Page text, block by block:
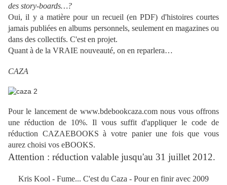
des story-boards…?
Oui, il y a matière pour un recueil (en PDF) d'histoires courtes
jamais publiées en albums personnels, seulement en magazines ou
dans des collectifs. C'est en projet.
Quant à de la VRAIE nouveauté, on en reparlera…
CAZA
Pour le lancement de www.bdebookcaza.com nous vous offrons
une réduction de 10%. Il vous suffit d'appliquer le code de
réduction CAZAEBOOKS à votre panier une fois que vous
aurez choisi vos eBOOKS.
Attention : réduction valable jusqu'au 31 juillet 2012.
Kris Kool - Fume... C'est du Caza - Pour en finir avec 2009